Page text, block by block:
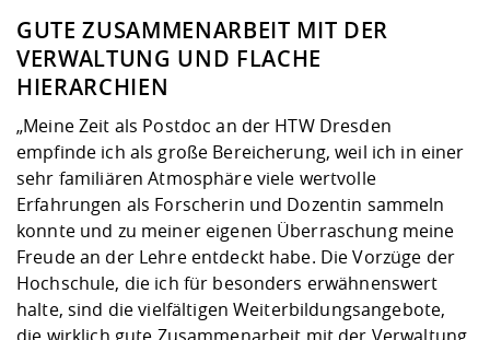
GUTE ZUSAMMENARBEIT MIT DER
VERWALTUNG UND FLACHE
HIERARCHIEN
„Meine Zeit als Postdoc an der HTW Dresden
empfinde ich als große Bereicherung, weil ich in einer
sehr familiären Atmosphäre viele wertvolle
Erfahrungen als Forscherin und Dozentin sammeln
konnte und zu meiner eigenen Überraschung meine
Freude an der Lehre entdeckt habe. Die Vorzüge der
Hochschule, die ich für besonders erwähnenswert
halte, sind die vielfältigen Weiterbildungsangebote,